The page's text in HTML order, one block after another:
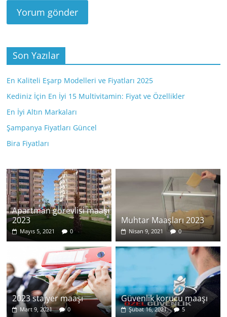
Son Yazılar
En Kaliteli Eşarp Modelleri ve Fiyatları 2025
Kediniz İçin En İyi 15 Multivitamin: Fiyat ve Özellikler
En İyi Altın Markaları
Şampanya Fiyatları Güncel
Bira Fiyatları
Apartman görevlisi maaşı
2023
Mayıs 5, 2021 0
Muhtar Maaşları 2023
Nisan 9, 2021 0
2023 stajyer maaşı
Mart 9, 2021 0
Güvenlik korucu maaşı
Şubat 16, 2021 5